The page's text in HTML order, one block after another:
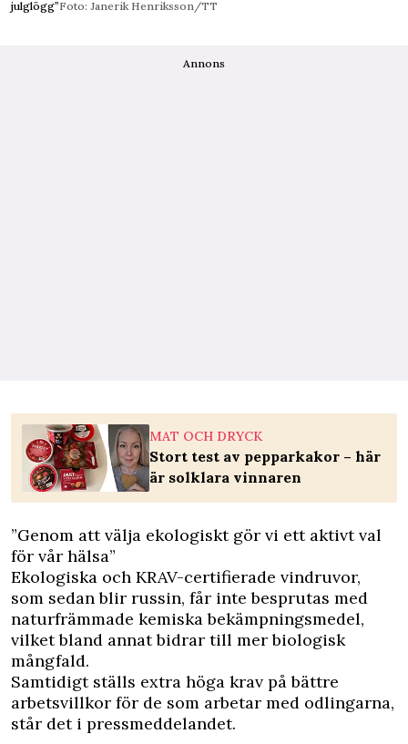
julglögg”Foto: Janerik Henriksson/TT
Annons
MAT OCH DRYCK
Stort test av pepparkakor – här
är solklara vinnaren
”Genom att välja ekologiskt gör vi ett aktivt val
för vår hälsa”
Ekologiska och KRAV-certifierade vindruvor,
som sedan blir russin, får inte besprutas med
naturfrämmade kemiska bekämpningsmedel,
vilket bland annat bidrar till mer biologisk
mångfald.
Samtidigt ställs extra höga krav på bättre
arbetsvillkor för de som arbetar med odlingarna,
står det i pressmeddelandet.